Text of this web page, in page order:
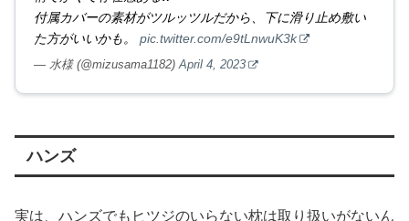
付属カバーの素材がツルッツルだから、下に滑り止め敷い
た方がいいかも。 pic.twitter.com/e9tLnwuK3k
— 水様 (@mizusama1182)April 4, 2023
ハンズ
実は、ハンズでもヒツジのいらない枕は取り扱いがないん